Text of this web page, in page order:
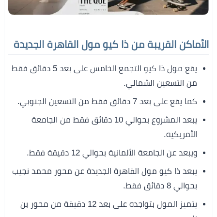
الأماكن القريبة من ذا كيو مول القاهرة الجديدة
يقع مول ذا كيو التجمع الخامس على بعد 5 دقائق فقط
من التسعين الشمالي.
كما يقع على بعد 7 دقائق فقط من التسعين الجنوبي.
يبعد المشروع بحوالي 10 دقائق فقط من الجامعة
الأمريكية.
ويبعد عن الجامعة الألمانية بحوالي 12 دقيقة فقط.
يبعد ذا كيو مول القاهرة الجديدة عن محور محمد نجيب
بحوالي 8 دقائق فقط.
يتميز المول بتواجده على بعد 12 دقيقة من محور بن